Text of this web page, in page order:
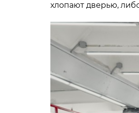
хлопают дверью,